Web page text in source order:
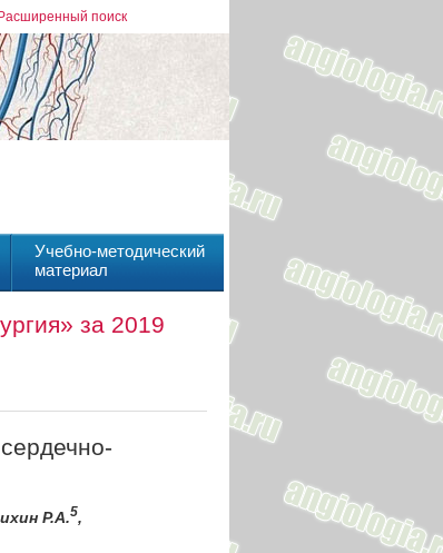
Расширенный поиск
Учебно-методический
материал
за 2019
Р.А.5,